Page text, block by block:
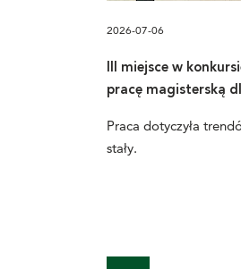
2026-07-06
III miejsce w
pracę magisterską
Praca dotyczyła
stały.